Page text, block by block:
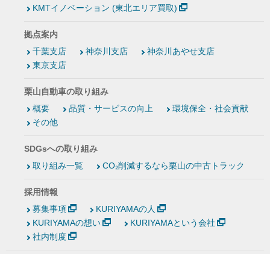
KMTイノベーション (東北エリア買取)
拠点案内
千葉支店
神奈川支店
神奈川あやせ支店
東京支店
栗山自動車の取り組み
概要
品質・サービスの向上
環境保全・社会貢献
その他
SDGsへの取り組み
取り組み一覧
CO₂削減するなら栗山の中古トラック
採用情報
募集事項
KURIYAMAの人
KURIYAMAの想い
KURIYAMAという会社
社内制度